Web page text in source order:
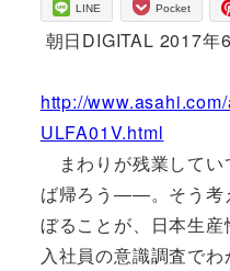
LINE Pocket
朝日DIGITAL 2017年
http://
ULFA01V.html
まわりが残業してい
ば帰ろう――。そう考
ぼることが、日本生
入社員の意識調査で